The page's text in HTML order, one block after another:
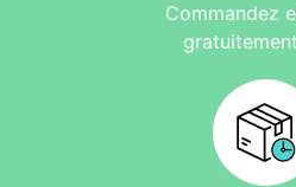
Commandez